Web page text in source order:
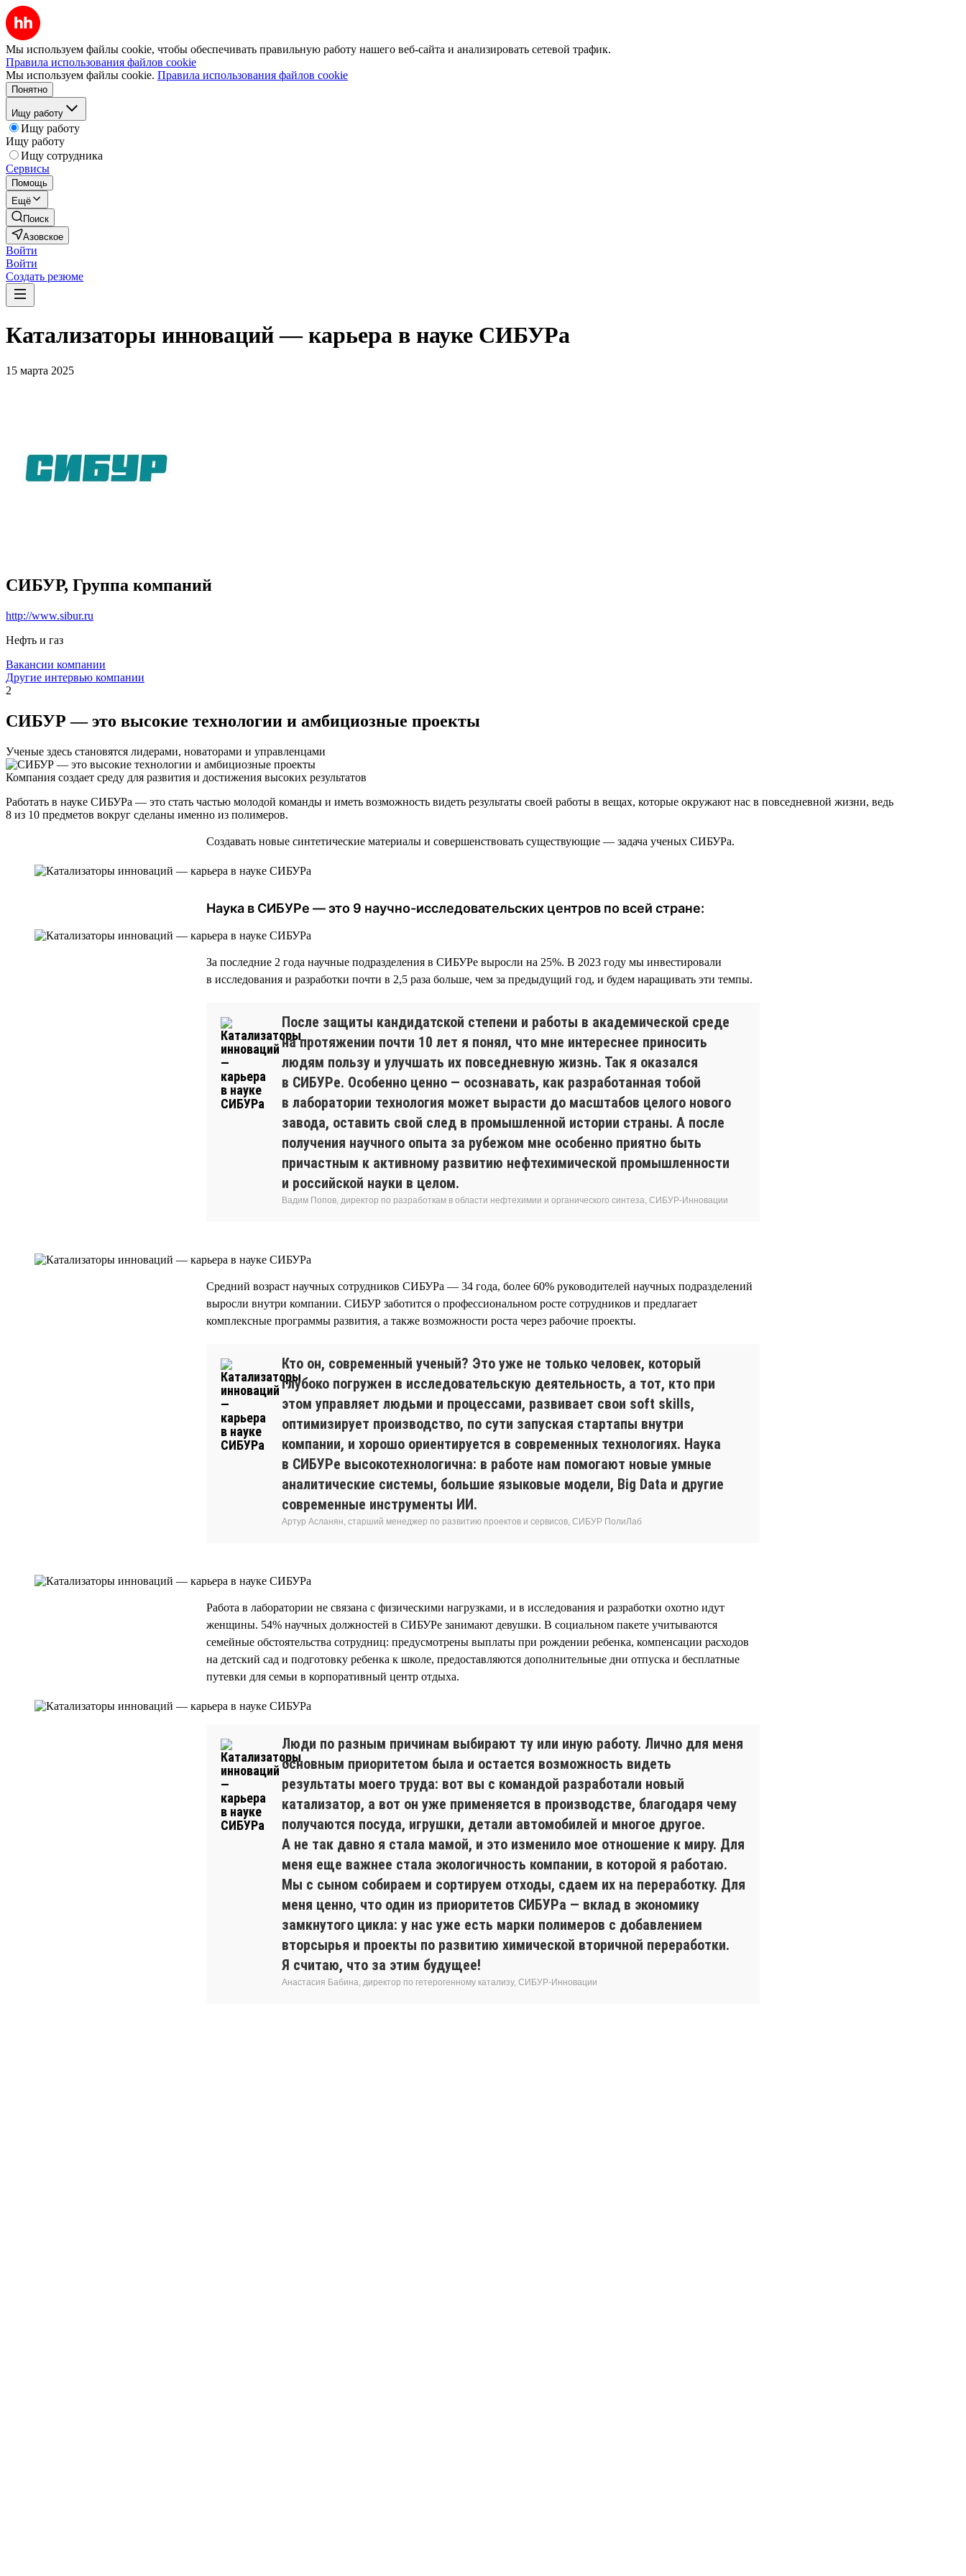
Мы используем файлы cookie, чтобы обеспечивать правильную работу нашего веб-сайта и анализировать сетевой трафик.
Правила использования файлов cookie
Мы используем файлы cookie. Правила использования файлов cookie
Понятно
Ищу работу
Ищу работу
Ищу работу
Ищу сотрудника
Сервисы
Помощь
Ещё
Поиск
Азовское
Войти
Войти
Создать резюме
Катализаторы инноваций — карьера в науке СИБУРа
15 марта 2025
СИБУР, Группа компаний
http://www.sibur.ru
Нефть и газ
Вакансии компании
Другие интервью компании
2
СИБУР — это высокие технологии и амбициозные проекты
Ученые здесь становятся лидерами, новаторами и управленцами
Компания создает среду для развития и достижения высоких результатов
Работать в науке СИБУРа — это стать частью молодой команды и иметь возможность видеть результаты своей работы в вещах, которые окружают нас в повседневной жизни, ведь
8 из 10 предметов вокруг сделаны именно из полимеров.
Создавать новые синтетические материалы и совершенствовать существующие — задача ученых СИБУРа.
Наука в СИБУРе — это 9 научно-исследовательских центров по всей стране:
За последние 2 года научные подразделения в СИБУРе выросли на 25%. В 2023 году мы инвестировали
в исследования и разработки почти в 2,5 раза больше, чем за предыдущий год, и будем наращивать эти темпы.
После защиты кандидатской степени и работы в академической среде
на протяжении почти 10 лет я понял, что мне интереснее приносить
людям пользу и улучшать их повседневную жизнь. Так я оказался
в СИБУРе. Особенно ценно — осознавать, как разработанная тобой
в лаборатории технология может вырасти до масштабов целого нового
завода, оставить свой след в промышленной истории страны. А после
получения научного опыта за рубежом мне особенно приятно быть
причастным к активному развитию нефтехимической промышленности
и российской науки в целом.
Вадим Попов, директор по разработкам в области нефтехимии и органического синтеза, СИБУР-Инновации
Средний возраст научных сотрудников СИБУРа — 34 года, более 60% руководителей научных подразделений
выросли внутри компании. СИБУР заботится о профессиональном росте сотрудников и предлагает
комплексные программы развития, а также возможности роста через рабочие проекты.
Кто он, современный ученый? Это уже не только человек, который
глубоко погружен в исследовательскую деятельность, а тот, кто при
этом управляет людьми и процессами, развивает свои soft skills,
оптимизирует производство, по сути запуская стартапы внутри
компании, и хорошо ориентируется в современных технологиях. Наука
в СИБУРе высокотехнологична: в работе нам помогают новые умные
аналитические системы, большие языковые модели, Big Data и другие
современные инструменты ИИ.
Артур Асланян, старший менеджер по развитию проектов и сервисов, СИБУР ПолиЛаб
Работа в лаборатории не связана с физическими нагрузками, и в исследования и разработки охотно идут
женщины. 54% научных должностей в СИБУРе занимают девушки. В социальном пакете учитываются
семейные обстоятельства сотрудниц: предусмотрены выплаты при рождении ребенка, компенсации расходов
на детский сад и подготовку ребенка к школе, предоставляются дополнительные дни отпуска и бесплатные
путевки для семьи в корпоративный центр отдыха.
Люди по разным причинам выбирают ту или иную работу. Лично для меня
основным приоритетом была и остается возможность видеть
результаты моего труда: вот вы с командой разработали новый
катализатор, а вот он уже применяется в производстве, благодаря чему
получаются посуда, игрушки, детали автомобилей и многое другое.
А не так давно я стала мамой, и это изменило мое отношение к миру. Для
меня еще важнее стала экологичность компании, в которой я работаю.
Мы с сыном собираем и сортируем отходы, сдаем их на переработку. Для
меня ценно, что один из приоритетов СИБУРа — вклад в экономику
замкнутого цикла: у нас уже есть марки полимеров с добавлением
вторсырья и проекты по развитию химической вторичной переработки.
Я считаю, что за этим будущее!
Анастасия Бабина, директор по гетерогенному катализу, СИБУР-Инновации